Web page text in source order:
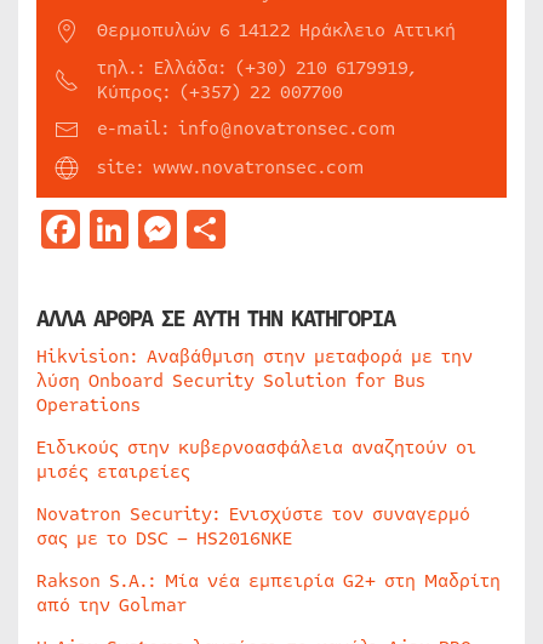
Θερμοπυλών 6 14122 Ηράκλειο Αττική
τηλ.: Ελλάδα: (+30) 210 6179919,
Κύπρος: (+357) 22 007700
e-mail: info@novatronsec.com
site: www.novatronsec.com
Facebook
LinkedIn
Messenger
ΑΛΛΑ ΑΡΘΡΑ ΣΕ ΑΥΤΗ ΤΗΝ ΚΑΤΗΓΟΡΙΑ
Hikvision: Αναβάθμιση στην μεταφορά με την
λύση Onboard Security Solution for Bus
Operations
Ειδικούς στην κυβερνοασφάλεια αναζητούν οι
μισές εταιρείες
Novatron Security: Ενισχύστε τον συναγερμό
σας με το DSC – HS2016NKE
Rakson S.A.: Μία νέα εμπειρία G2+ στη Μαδρίτη
από την Golmar